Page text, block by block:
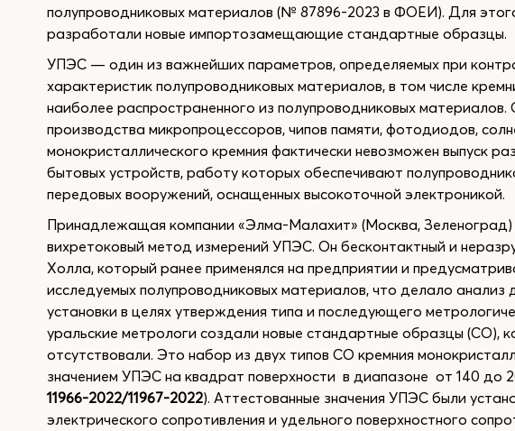
полупроводниковых материалов (№ 87896-2023 в ФОЕИ). Для
разработали новые импортозамещающие стандартные образцы.
УПЭС — один из важнейших параметров, определяемых при
характеристик полупроводниковых материалов, в том числе
наиболее распространенного из полупроводниковых материалов.
производства микропроцессоров, чипов памяти, фотодиодов,
монокристаллического кремния фактически невозможен выпуск
бытовых устройств, работу которых обеспечивают
передовых вооружений, оснащенных высокоточной электроникой.
Принадлежащая компании «Элма-Малахит» (Москва, Зеленоград)
вихретоковый метод измерений УПЭС. Он бесконтактный и
Холла, который ранее применялся на предприятии и
исследуемых полупроводниковых материалов, что делало
установки в целях утверждения типа и последующего
уральские метрологи создали новые стандартные образцы (СО),
отсутствовали. Это набор из двух типов СО кремния
значением УПЭС на квадрат поверхности в диапазоне от 140 до
11966-2022/11967-2022). Аттестованные значения УПЭС были
электрического сопротивления и удельного поверхностного